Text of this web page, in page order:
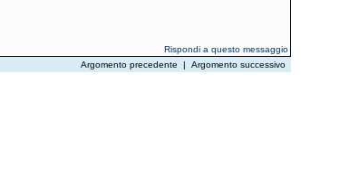
Rispondi a questo messaggio
Argomento precedente | Argomento successivo